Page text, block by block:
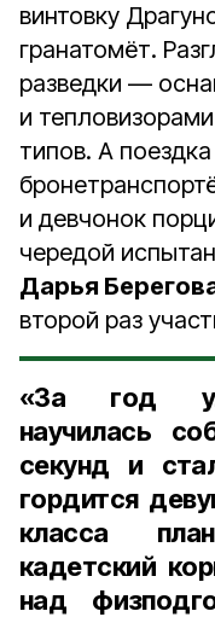
винтовку
гранатомёт.
разведки —
и
типов. А
и девчонок
чередой
Дарья
второй раз
«За год
научилась
секунд и
гордится
класса
кадетский
над